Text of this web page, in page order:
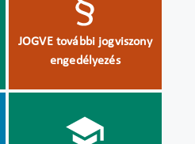
JOGVE további jogviszony
engedélyezés